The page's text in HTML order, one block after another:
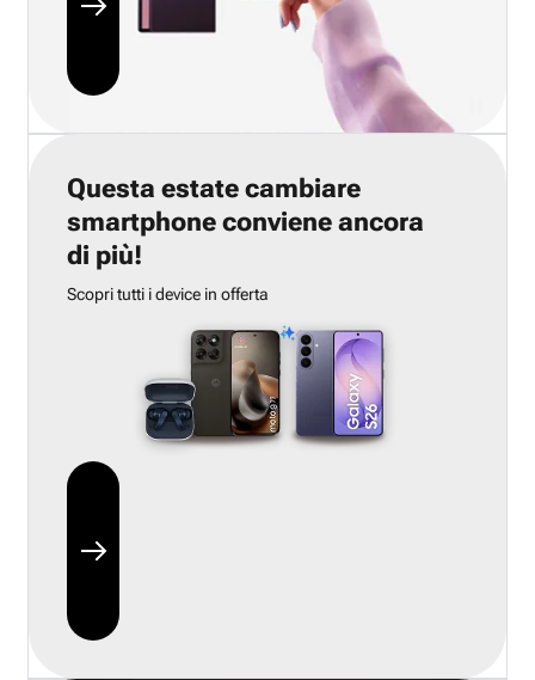
Questa estate cambiare
smartphone conviene ancora
di più!
Scopri tutti i device in offerta